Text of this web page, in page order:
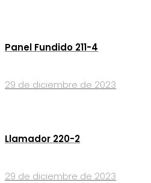
Panel Fundido 211-4
29 de diciembre de 2023
Llamador 220-2
29 de diciembre de 2023